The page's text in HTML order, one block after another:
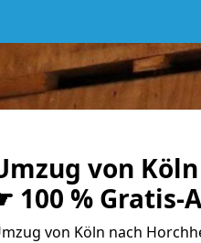
von
100 % Gratis-
von Köln nach